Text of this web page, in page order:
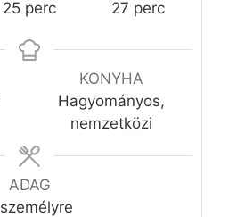
25perc
perc
27 perc
perc
KONYHA
Hagyományos,
nemzetközi
ADAG
személyre